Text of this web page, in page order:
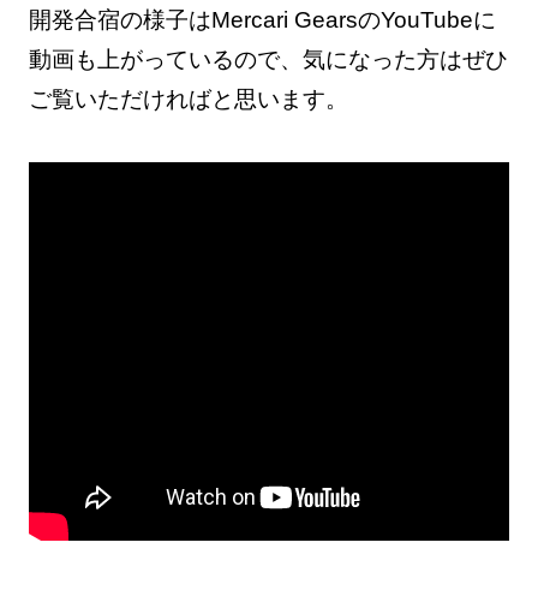
開発合宿の様子はMercari GearsのYouTubeに
動画も上がっているので、気になった方はぜひ
ご覧いただければと思います。